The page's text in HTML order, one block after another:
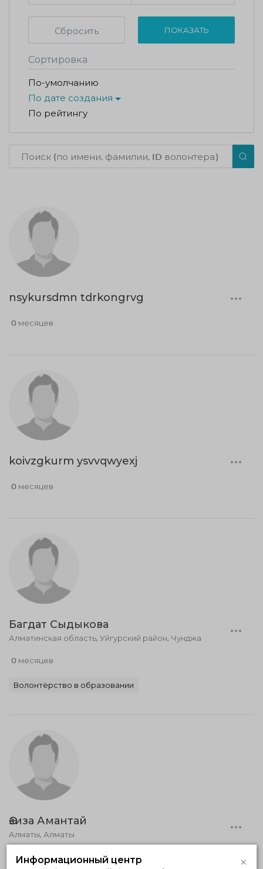
Сбросить ПОКАЗАТЬ
Сортировка
По-умолчанию
По дате создания
По рейтингу
nsykursdmn tdrkongrvg
0 месяцев
koivzgkurm ysvvqwyexj
0 месяцев
Багдат Сыдыкова
Алматинская область, Уйгурский район, Чунджа
0 месяцев
Волонтёрство в образовании
Әзиза Амантай
Алматы, Алматы
1 месяц
Информационный центр
×